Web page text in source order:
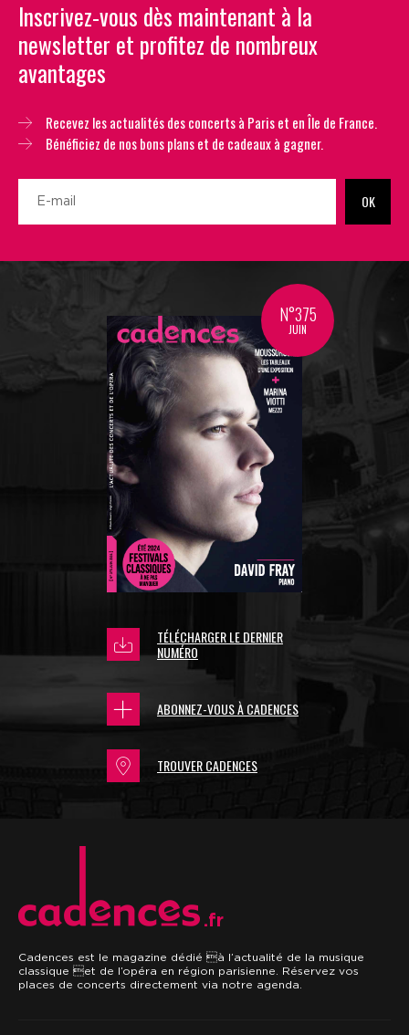
Inscrivez-vous dès maintenant à la
newsletter et profitez de nombreux
avantages
Recevez les actualités des concerts à Paris et en Île de France.
Bénéficiez de nos bons plans et de cadeaux à gagner.
OK
N°375
JUIN
TÉLÉCHARGER LE DERNIER
NUMÉRO
ABONNEZ-VOUS À CADENCES
TROUVER CADENCES
.fr
Cadences est le magazine dédié à l’actualité de la musique
classique et de l’opéra en région parisienne. Réservez vos
places de concerts directement via notre agenda.